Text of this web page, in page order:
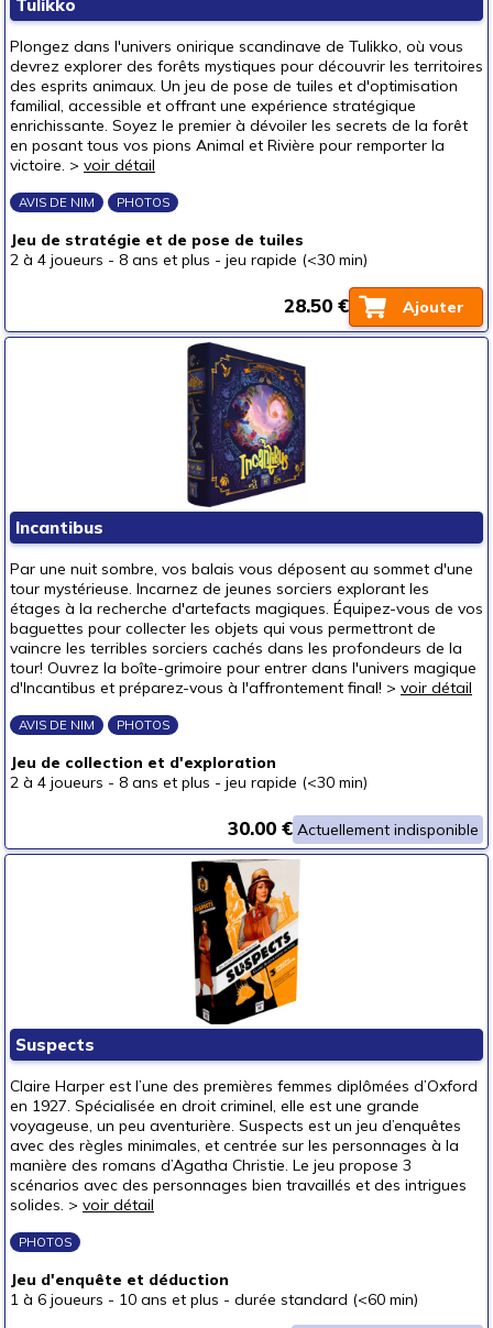
Tulikko
Plongez dans l'univers onirique scandinave de Tulikko, où vous
devrez explorer des forêts mystiques pour découvrir les territoires
des esprits animaux. Un jeu de pose de tuiles et d'optimisation
familial, accessible et offrant une expérience stratégique
enrichissante. Soyez le premier à dévoiler les secrets de la forêt
en posant tous vos pions Animal et Rivière pour remporter la
victoire. > voir détail
AVIS DE NIM PHOTOS
Jeu de stratégie et de pose de tuiles
2 à 4 joueurs - 8 ans et plus - jeu rapide (<30 min)
Ajouter
28.50 €
Incantibus
Par une nuit sombre, vos balais vous déposent au sommet d'une
tour mystérieuse. Incarnez de jeunes sorciers explorant les
étages à la recherche d'artefacts magiques. Équipez-vous de vos
baguettes pour collecter les objets qui vous permettront de
vaincre les terribles sorciers cachés dans les profondeurs de la
tour! Ouvrez la boîte-grimoire pour entrer dans l'univers magique
d'Incantibus et préparez-vous à l'affrontement final! > voir détail
AVIS DE NIM PHOTOS
Jeu de collection et d'exploration
2 à 4 joueurs - 8 ans et plus - jeu rapide (<30 min)
Actuellement indisponible
30.00 €
Suspects
Claire Harper est l’une des premières femmes diplômées d’Oxford
en 1927. Spécialisée en droit criminel, elle est une grande
voyageuse, un peu aventurière. Suspects est un jeu d’enquêtes
avec des règles minimales, et centrée sur les personnages à la
manière des romans d’Agatha Christie. Le jeu propose 3
scénarios avec des personnages bien travaillés et des intrigues
solides. > voir détail
PHOTOS
Jeu d'enquête et déduction
1 à 6 joueurs - 10 ans et plus - durée standard (<60 min)